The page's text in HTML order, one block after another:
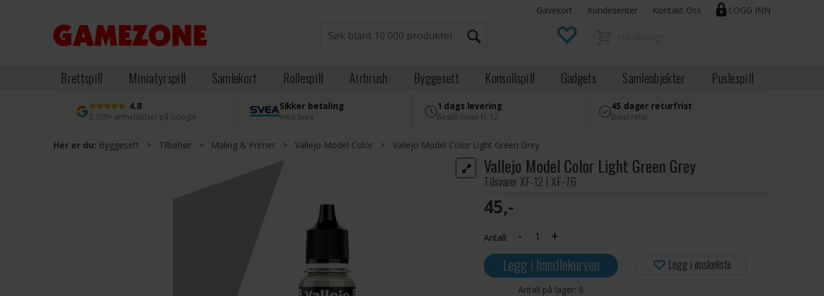
LOGG INN
Gavekort Kundesenter Kontakt Oss
Brettspill Miniatyrspill Samlekort Rollespill Airbrush Byggesett Konsollspill Gadgets Samleobjekter Puslespill
4.8
2 300+ anmeldelser på Google
Sikker betaling
med Svea
1 dags levering
Bestill innen kl. 12
45 dager returfrist
Enkel retur
Her er du: Byggesett > Tilbehør > Maling & Primer > Vallejo Model Color > Vallejo Model Color Light Green Grey
Vallejo Model Color Light Green Grey
Tilsvarer XF-12 | XF-76
45,-
Antall: - +
Legg i handlekurven
Antall på lager: 6
Legg i ønskeliste